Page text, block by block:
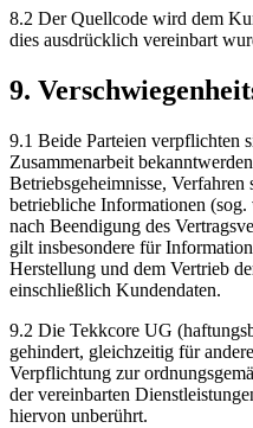
8.2 Der Quellcode wird dem
dies ausdrücklich vereinbart
9.
9.1 Beide Parteien verpflichten
Zusammenarbeit
Betriebsgeheimnisse,
betriebliche Informationen
nach Beendigung des
gilt insbesondere für
Herstellung und dem Vertrieb
einschließlich Kundendaten.
9.2 Die Tekkcore UG
gehindert, gleichzeitig für
Verpflichtung zur
der vereinbarten
hiervon unberührt.